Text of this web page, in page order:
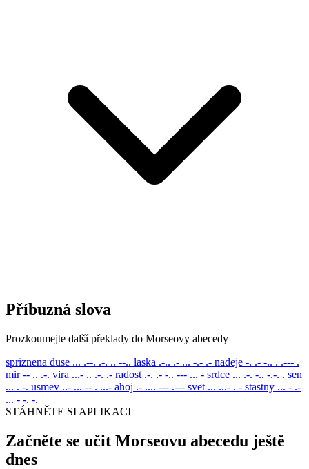
Příbuzná slova
Prozkoumejte další překlady do Morseovy abecedy
spriznena duse ... .--. .-. .. --.. laska .-.. .- ... -.- .- nadeje -. .- -.. . .--- .
mir -- .. .-. vira ...- .. .-. .- radost .-. .- -.. --- ... - srdce ... .-. -.. -.-. . sen
... . -. usmev ..- ... -- . ...- ahoj .- .... --- .--- svet ... ...- . - stastny ... - .-
... - -. -.
STÁHNĚTE SI APLIKACI
Začněte se učit Morseovu abecedu ještě
dnes